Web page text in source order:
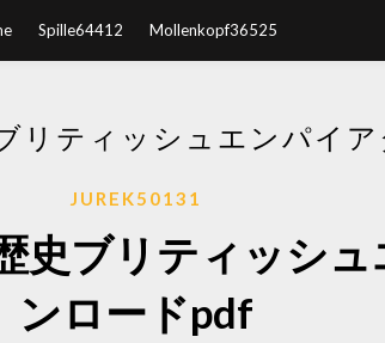
Spille64412 Mollenkopf36525
リティッシュエンパイ
JUREK50131
史ブリティッシ
ンロードpdf